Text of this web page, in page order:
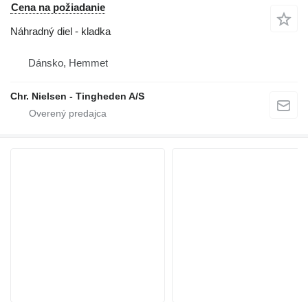
Cena na požiadanie
Náhradný diel - kladka
Dánsko, Hemmet
Chr. Nielsen - Tingheden A/S